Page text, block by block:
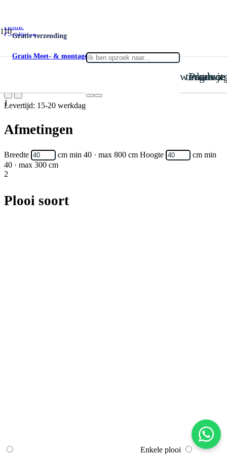
Gratis verzending
Gratis Meet- & montageservice
Product
is toegevoegd aan je
Home
Gordijnen
Vitrage Shila 02
Levertijd: 15-20 werkdagen
1
Afmetingen
Breedte cm min 40 · max 800 cm Hoogte cm min
40 · max 300 cm
2
Plooi soort
Enkele plooi